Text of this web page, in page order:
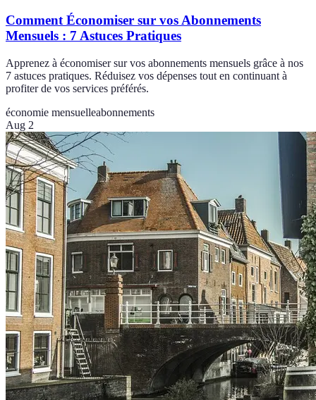
Comment Économiser sur vos Abonnements
Mensuels : 7 Astuces Pratiques
Apprenez à économiser sur vos abonnements mensuels grâce à nos
7 astuces pratiques. Réduisez vos dépenses tout en continuant à
profiter de vos services préférés.
économie mensuelleabonnements
Aug 2